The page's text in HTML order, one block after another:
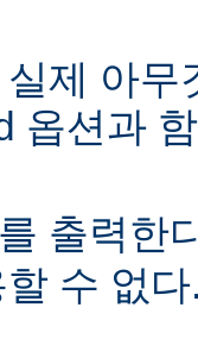
제 아무
옵션과
출력한
수 없